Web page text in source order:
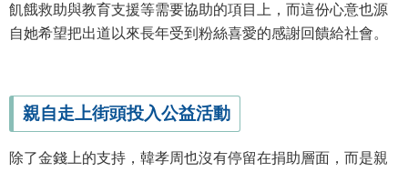
飢餓救助與教育支援等需要協助的項目上，而這份心意也源
自她希望把出道以來長年受到粉絲喜愛的感謝回饋給社會。
親自走上街頭投入公益活動
除了金錢上的支持，韓孝周也沒有停留在捐助層面，而是親